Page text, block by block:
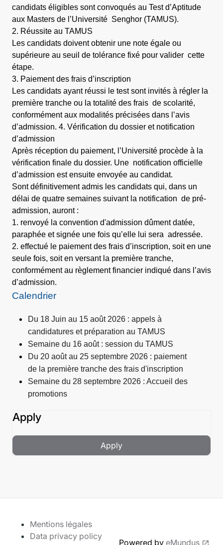
candidats éligibles sont convoqués au Test d’Aptitude
aux Masters de l’Université Senghor (TAMUS).
2. Réussite au TAMUS
Les candidats doivent obtenir une note égale ou
supérieure au seuil de tolérance fixé pour valider cette
étape.
3. Paiement des frais d’inscription
Les candidats ayant réussi le test sont invités à régler la
première tranche ou la totalité des frais de scolarité,
conformément aux modalités précisées dans l’avis
d’admission. 4. Vérification du dossier et notification
d’admission
Après réception du paiement, l’Université procède à la
vérification finale du dossier. Une notification officielle
d’admission est ensuite envoyée au candidat.
Sont définitivement admis les candidats qui, dans un
délai de quatre semaines suivant la notification de pré-
admission, auront :
1. renvoyé la convention d'admission dûment datée,
paraphée et signée une fois qu’elle lui sera adressée.
2. effectué le paiement des frais d’inscription, soit en une
seule fois, soit en versant la première tranche,
conformément au règlement financier indiqué dans l’avis
d’admission.
Calendrier
Du 18 Juin au 15 août 2026 : appels à
candidatures et préparation au TAMUS
Semaine du 16 août : session du TAMUS
Du 20 août au 25 septembre 2026 : paiement
de la première tranche des frais d'inscription
Semaine du 28 septembre 2026 : Accueil des
promotions
Apply
Apply
Mentions légales
Data privacy policy
Powered by eMundus